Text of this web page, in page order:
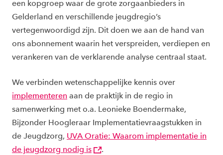
een kopgroep waar de grote zorgaanbieders in
Gelderland en verschillende jeugdregio’s
vertegenwoordigd zijn. Dit doen we aan de hand van
ons abonnement waarin het verspreiden, verdiepen en
verankeren van de verklarende analyse centraal staat.
We verbinden wetenschappelijke kennis over
implementeren aan de praktijk in de regio in
samenwerking met o.a. Leonieke Boendermake,
Bijzonder Hoogleraar Implementatievraagstukken in
de Jeugdzorg, UVA Oratie: Waarom implementatie in
de jeugdzorg nodig is
.